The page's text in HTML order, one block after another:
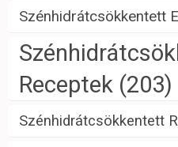
Szénhidrátcsökkentett
Receptek (203)
Szénhidrátcsökkentett